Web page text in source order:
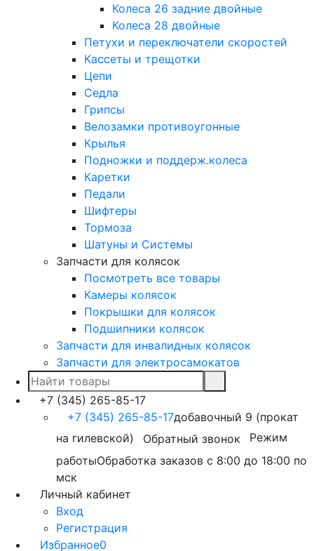
Колеса 26 задние двойные
Колеса 28 двойные
Петухи и переключатели скоростей
Кассеты и трещотки
Цепи
Седла
Грипсы
Велозамки противоугонные
Крылья
Подножки и поддерж.колеса
Каретки
Педали
Шифтеры
Тормоза
Шатуны и Системы
Запчасти для колясок
Посмотреть все товары
Камеры колясок
Покрышки для колясок
Подшипники колясок
Запчасти для инвалидных колясок
Запчасти для электросамокатов
+7 (345) 265-85-17
+7 (345) 265-85-17добавочный 9 (прокат
на гилевской)
Обратный звонок
Режим
работыОбработка заказов с 8:00 до 18:00 по
мск
Личный кабинет
Вход
Регистрация
Избранное0